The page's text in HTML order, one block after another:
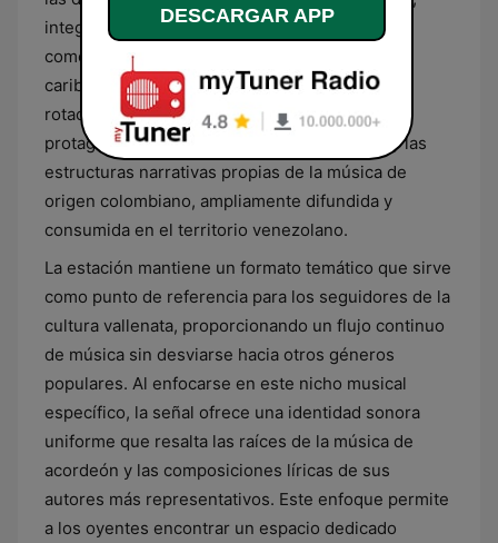
integrando tanto los subgéneros tradicionales
como las variantes más modernas del ritmo
caribeño. El contenido se caracteriza por una
rotación constante de temas donde el
protagonismo recae en el uso del acordeón y las
estructuras narrativas propias de la música de
origen colombiano, ampliamente difundida y
consumida en el territorio venezolano.
La estación mantiene un formato temático que sirve
como punto de referencia para los seguidores de la
cultura vallenata, proporcionando un flujo continuo
de música sin desviarse hacia otros géneros
populares. Al enfocarse en este nicho musical
específico, la señal ofrece una identidad sonora
uniforme que resalta las raíces de la música de
acordeón y las composiciones líricas de sus
autores más representativos. Este enfoque permite
a los oyentes encontrar un espacio dedicado
DESCARGAR APP